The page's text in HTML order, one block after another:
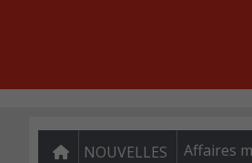
NOUVELLES Affaires